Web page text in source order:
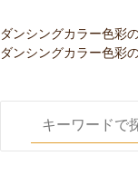
ダンシングカラー色彩
ダンシングカラー色彩